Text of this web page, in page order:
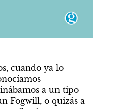
cuando ya lo
a un tipo
Fogwill, o quizás a